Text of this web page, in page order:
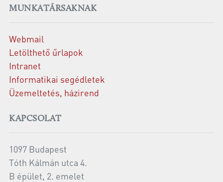
MUNKATÁRSAKNAK
Webmail
Letölthető űrlapok
Intranet
Informatikai segédletek
Üzemeltetés, házirend
KAPCSOLAT
1097 Budapest
Tóth Kálmán utca 4.
B épület, 2. emelet